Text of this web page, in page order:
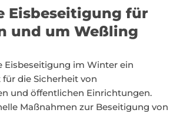
Eisbeseitigung für
und um Weßling
Eisbeseitigung im Winter ein
die Sicherheit von
und öffentlichen Einrichtungen.
Maßnahmen zur Beseitigung von